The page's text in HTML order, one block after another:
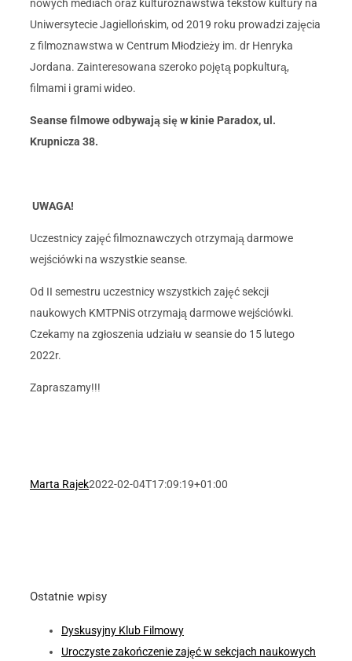
nowych mediach oraz kulturoznawstwa tekstów kultury na
Uniwersytecie Jagiellońskim, od 2019 roku prowadzi zajęcia
z filmoznawstwa w Centrum Młodzieży im. dr Henryka
Jordana. Zainteresowana szeroko pojętą popkulturą,
filmami i grami wideo.
Seanse filmowe odbywają się w kinie Paradox, ul.
Krupnicza 38.
UWAGA!
Uczestnicy zajęć filmoznawczych otrzymają darmowe
wejściówki na wszystkie seanse.
Od II semestru uczestnicy wszystkich zajęć sekcji
naukowych KMTPNiS otrzymają darmowe wejściówki.
Czekamy na zgłoszenia udziału w seansie do 15 lutego
2022r.
Zapraszamy!!!
Marta Rajek2022-02-04T17:09:19+01:00
Ostatnie wpisy
Dyskusyjny Klub Filmowy
Uroczyste zakończenie zajęć w sekcjach naukowych